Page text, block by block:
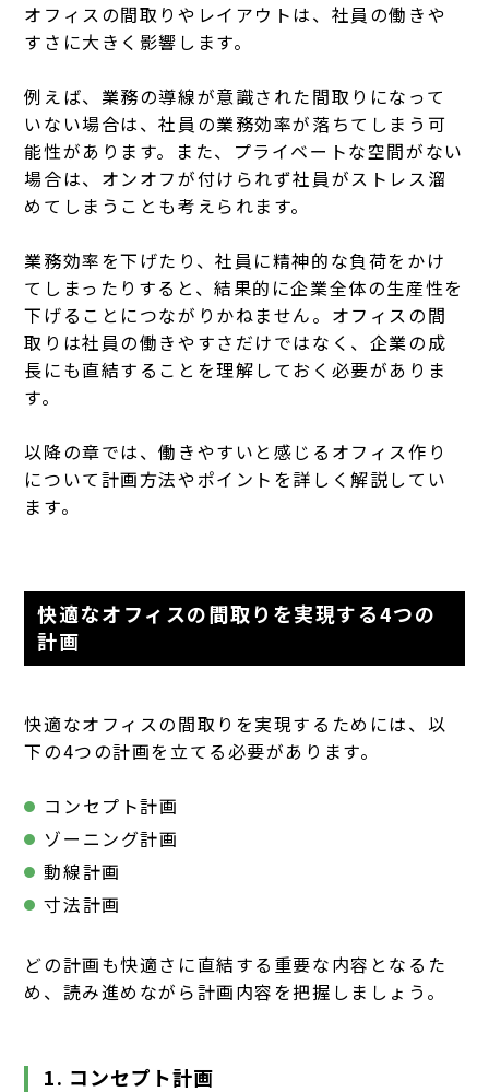
オフィスの間取りやレイアウトは、社員の働きや
すさに大きく影響します。
例えば、業務の導線が意識された間取りになって
いない場合は、社員の業務効率が落ちてしまう可
能性があります。また、プライベートな空間がない
場合は、オンオフが付けられず社員がストレス溜
めてしまうことも考えられます。
業務効率を下げたり、社員に精神的な負荷をかけ
てしまったりすると、結果的に企業全体の生産性を
下げることにつながりかねません。オフィスの間
取りは社員の働きやすさだけではなく、企業の成
長にも直結することを理解しておく必要がありま
す。
以降の章では、働きやすいと感じるオフィス作り
について計画方法やポイントを詳しく解説してい
ます。
快適なオフィスの間取りを実現する4つの
計画
快適なオフィスの間取りを実現するためには、以
下の4つの計画を立てる必要があります。
コンセプト計画
ゾーニング計画
動線計画
寸法計画
どの計画も快適さに直結する重要な内容となるた
め、読み進めながら計画内容を把握しましょう。
1. コンセプト計画